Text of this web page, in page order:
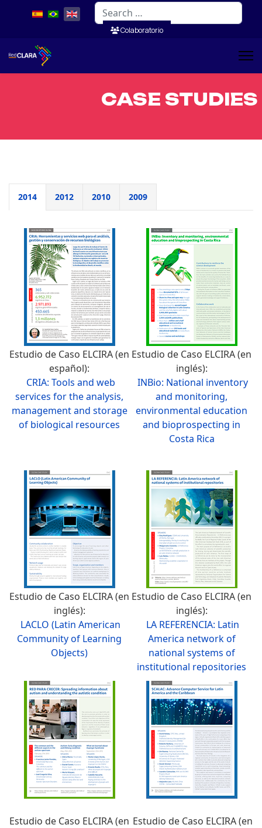
Search
Colaboratorio
CASE STUDIES
2014 2012 2010 2009
Estudio de Caso ELCIRA (en
español):
CRIA: Tools and web
services for the analysis,
management and storage
of biological resources
Estudio de Caso ELCIRA (en
inglés):
INBio: National inventory
and monitoring,
environmental education
and bioprospecting in
Costa Rica
Estudio de Caso ELCIRA (en
inglés):
LACLO (Latin American
Community of Learning
Objects)
Estudio de Caso ELCIRA (en
inglés):
LA REFERENCIA: Latin
America network of
national systems of
institutional repositories
Estudio de Caso ELCIRA (en Estudio de Caso ELCIRA (en